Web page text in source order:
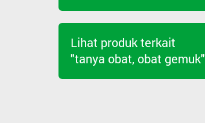
Lihat produk terkait
"tanya obat, obat gemuk"